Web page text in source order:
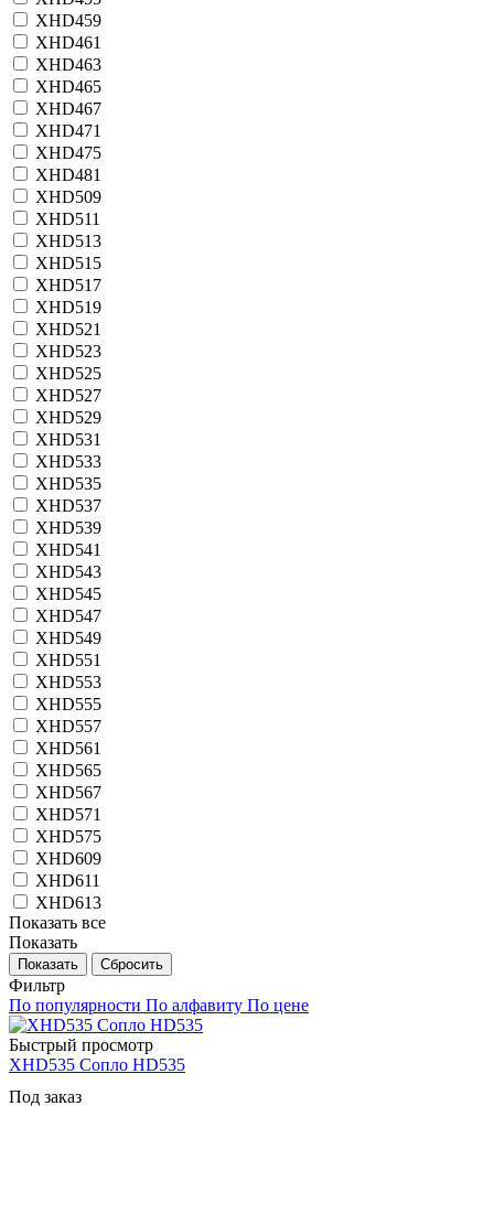
XHD459
XHD461
XHD463
XHD465
XHD467
XHD471
XHD475
XHD481
XHD509
XHD511
XHD513
XHD515
XHD517
XHD519
XHD521
XHD523
XHD525
XHD527
XHD529
XHD531
XHD533
XHD535
XHD537
XHD539
XHD541
XHD543
XHD545
XHD547
XHD549
XHD551
XHD553
XHD555
XHD557
XHD561
XHD565
XHD567
XHD571
XHD575
XHD609
XHD611
XHD613
Показать все
Показать
Сбросить
Фильтр
По популярности По алфавиту По цене
Быстрый просмотр
XHD535 Сопло HD535
Под заказ